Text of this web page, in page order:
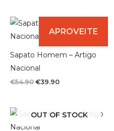
Sapato Homem – Artigo
Nacional
€54.90
O
preço
original
€54.90.
€39.90
preço
atual
€39.90.
OUT OF STOCK